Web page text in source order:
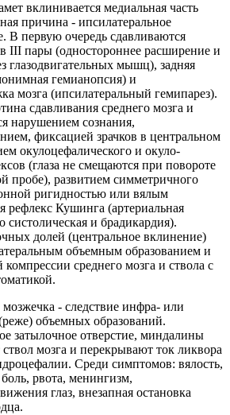
вклинивается медиальная часть
причина - ипсилатеральное
В первую очередь сдавливаются
III пары (одностороннее расширение и
глазодвигательных мышц), задняя
гемианопсия) и
мозга (ипсилатеральный гемипарез).
сдавливания среднего мозга и
нарушением сознания,
фиксацией зрачков в центральном
окулоцефалического и окуло-
(глаза не смещаются при повороте
пробе), развитием симметричного
ригидностью или вялым
рефлекс Кушинга (артериальная
систолическая и брадикардия).
долей (центральное вклинение)
объемным образованием и
среднего мозга и ствола с
- следствие инфра- или
объемных образований.
затылочное отверстие, миндалины
мозга и перекрывают ток ликвора
Среди симптомов: вялость,
рвота, менингизм,
глаз, внезапная остановка